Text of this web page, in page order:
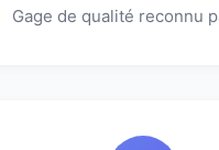
Gage de qualité reconnu